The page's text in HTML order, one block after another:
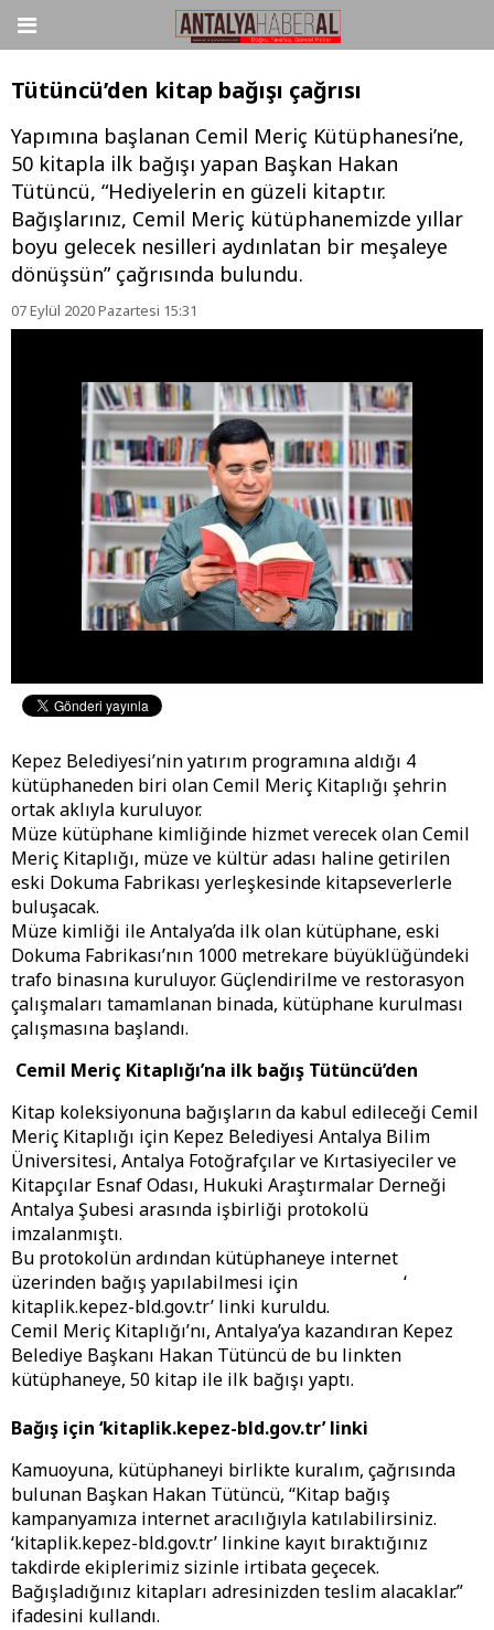
Tütüncü’den kitap bağışı çağrısı
Yapımına başlanan Cemil Meriç Kütüphanesi’ne,
50 kitapla ilk bağışı yapan Başkan Hakan
Tütüncü, “Hediyelerin en güzeli kitaptır.
Bağışlarınız, Cemil Meriç kütüphanemizde yıllar
boyu gelecek nesilleri aydınlatan bir meşaleye
dönüşsün” çağrısında bulundu.
07 Eylül 2020 Pazartesi 15:31
Kepez Belediyesi’nin yatırım programına aldığı 4
kütüphaneden biri olan Cemil Meriç Kitaplığı şehrin
ortak aklıyla kuruluyor.
Müze kütüphane kimliğinde hizmet verecek olan Cemil
Meriç Kitaplığı, müze ve kültür adası haline getirilen
eski Dokuma Fabrikası yerleşkesinde kitapseverlerle
buluşacak.
Müze kimliği ile Antalya’da ilk olan kütüphane, eski
Dokuma Fabrikası’nın 1000 metrekare büyüklüğündeki
trafo binasına kuruluyor. Güçlendirilme ve restorasyon
çalışmaları tamamlanan binada, kütüphane kurulması
çalışmasına başlandı.
Cemil Meriç Kitaplığı’na ilk bağış Tütüncü’den
Kitap koleksiyonuna bağışların da kabul edileceği Cemil
Meriç Kitaplığı için Kepez Belediyesi Antalya Bilim
Üniversitesi, Antalya Fotoğrafçılar ve Kırtasiyeciler ve
Kitapçılar Esnaf Odası, Hukuki Araştırmalar Derneği
Antalya Şubesi arasında işbirliği protokolü
imzalanmıştı.
Bu protokolün ardından kütüphaneye internet
üzerinden bağış yapılabilmesi için ‘
kitaplik.kepez-bld.gov.tr’ linki kuruldu.
Cemil Meriç Kitaplığı’nı, Antalya’ya kazandıran Kepez
Belediye Başkanı Hakan Tütüncü de bu linkten
kütüphaneye, 50 kitap ile ilk bağışı yaptı.
Bağış için ‘kitaplik.kepez-bld.gov.tr’ linki
Kamuoyuna, kütüphaneyi birlikte kuralım, çağrısında
bulunan Başkan Hakan Tütüncü, “Kitap bağış
kampanyamıza internet aracılığıyla katılabilirsiniz.
‘kitaplik.kepez-bld.gov.tr’ linkine kayıt bıraktığınız
takdirde ekiplerimiz sizinle irtibata geçecek.
Bağışladığınız kitapları adresinizden teslim alacaklar.”
ifadesini kullandı.